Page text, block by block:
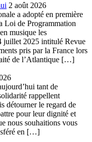
2 août 2026
a adopté en première
Loi de Programmation
musique les
juillet 2025 intitulé Revue
pris par la France lors
de l’Atlantique […]
tant de
rappellent
détourner le regard de
pour leur dignité et
nous souhaitions vous
en […]